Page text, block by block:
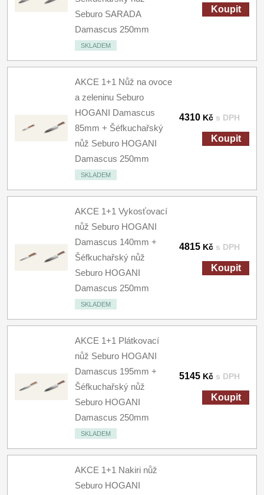
Seburo SARADA
Damascus 250mm
SKLADEM
Koupit
AKCE 1+1 Nůž na ovoce
a zeleninu Seburo
HOGANI Damascus
85mm + Šéfkuchařský
nůž Seburo HOGANI
Damascus 250mm
SKLADEM
4310 Kč s DPH
Koupit
AKCE 1+1 Vykosťovací
nůž Seburo HOGANI
Damascus 140mm +
Šéfkuchařský nůž
Seburo HOGANI
Damascus 250mm
SKLADEM
4815 Kč s DPH
Koupit
AKCE 1+1 Plátkovací
nůž Seburo HOGANI
Damascus 195mm +
Šéfkuchařský nůž
Seburo HOGANI
Damascus 250mm
SKLADEM
5145 Kč s DPH
Koupit
AKCE 1+1 Nakiri nůž
Seburo HOGANI